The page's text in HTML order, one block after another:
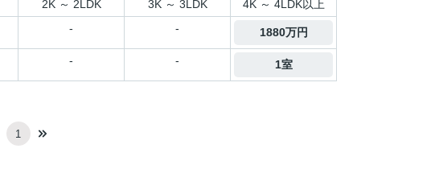
2K ～ 2LDK 3K ～ 3LDK 4K ～ 4LDK以上
- - 1880万円
- - 1室
1